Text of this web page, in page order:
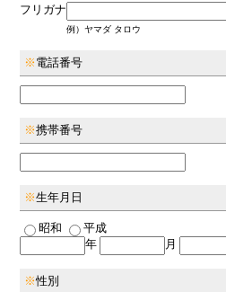
フリガナ
例）ヤマダ タロウ
※ 電話番号
※携帯番号
※生年月日
昭和
平成
年
月
※性別